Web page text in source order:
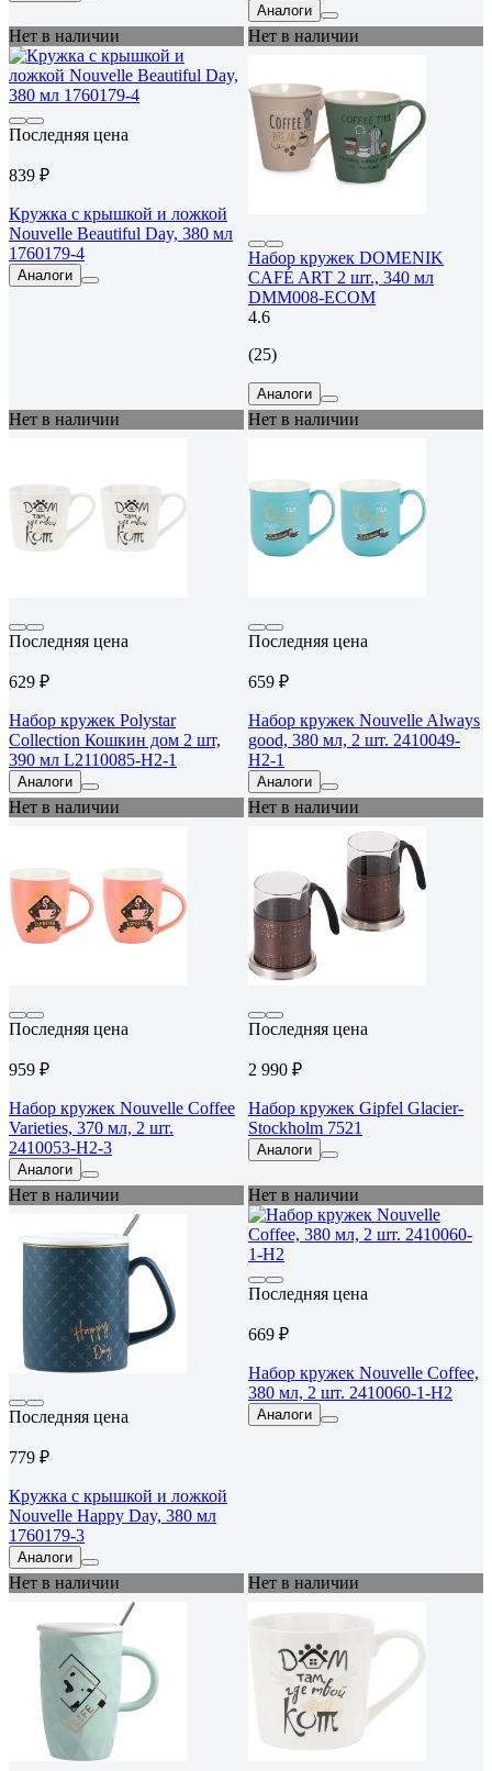
Аналоги
Нет в наличии
Последняя цена
839 ₽
Кружка с крышкой и ложкой
Nouvelle Beautiful Day, 380 мл
1760179-4
Аналоги
Нет в наличии
Набор кружек DOMENIK
CAFÉ ART 2 шт., 340 мл
DMM008-ECOM
4.6
(25)
Аналоги
Нет в наличии
Последняя цена
629 ₽
Набор кружек Polystar
Collection Кошкин дом 2 шт,
390 мл L2110085-Н2-1
Аналоги
Нет в наличии
Последняя цена
659 ₽
Набор кружек Nouvelle Always
good, 380 мл, 2 шт. 2410049-
Н2-1
Аналоги
Нет в наличии
Последняя цена
959 ₽
Набор кружек Nouvelle Coffee
Varieties, 370 мл, 2 шт.
2410053-Н2-3
Аналоги
Нет в наличии
Последняя цена
2 990 ₽
Набор кружек Gipfel Glacier-
Stockholm 7521
Аналоги
Нет в наличии
Последняя цена
779 ₽
Кружка с крышкой и ложкой
Nouvelle Happy Day, 380 мл
1760179-3
Аналоги
Нет в наличии
Последняя цена
669 ₽
Набор кружек Nouvelle Coffee,
380 мл, 2 шт. 2410060-1-Н2
Аналоги
Нет в наличии Нет в наличии